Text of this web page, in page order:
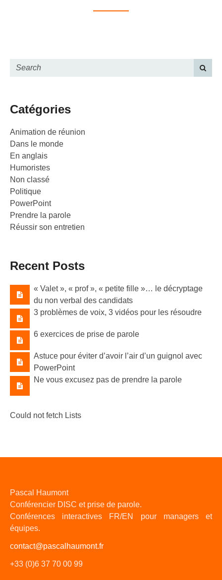
Catégories
Animation de réunion
Dans le monde
En anglais
Humoristes
Non classé
Politique
PowerPoint
Prendre la parole
Réussir son entretien
Recent Posts
« Valet »​, « prof »​, « petite fille »​… le décryptage
du non verbal des candidats
3 problèmes de voix, 3 vidéos pour les résoudre
6 exercices de prise de parole
Astuce pour éviter d’avoir l’air d’un guignol avec
PowerPoint
Ne vous excusez pas de prendre la parole
Could not fetch Lists
Pascal Haumont
Conférencier DISC et prise de parole.
Conférences interactives FR/EN pour managers et
équipes.
contact@pascalhaumont.fr
+33 (0)6 37 70 00 99